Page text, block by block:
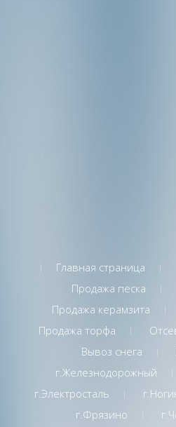
Главная страница
Продажа песка
Продажа керамзита
Продажа торфа
Вывоз снега
г.Железнодорожный
г.Электросталь
г.Фрязино